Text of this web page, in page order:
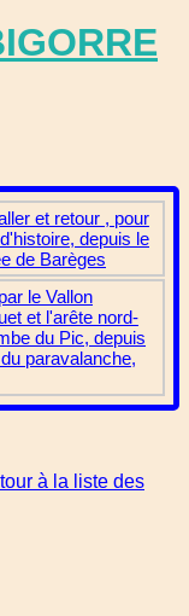
et retour , pour
depuis le
de Barèges
le Vallon
et l'arête nord-
du Pic, depuis
paravalanche,
à la liste des